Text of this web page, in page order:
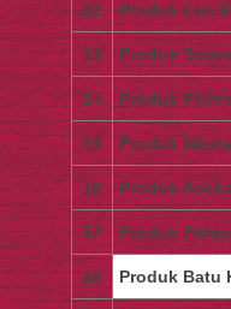
12 Produk List
13 Produk
14 Produk
15 Produk
16 Produk
17 Produk
18 Produk Batu